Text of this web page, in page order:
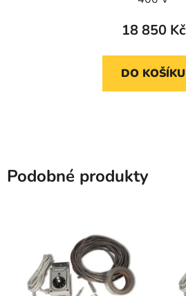
18 850 Kč
DO KOŠÍKU
Podobné produkty